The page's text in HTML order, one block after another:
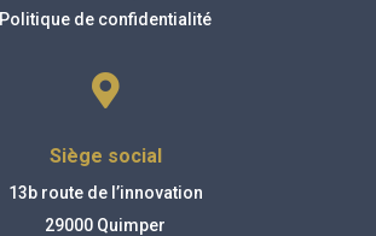
Politique de confidentialité

Siège social
13b route de l’innovation
29000 Quimper